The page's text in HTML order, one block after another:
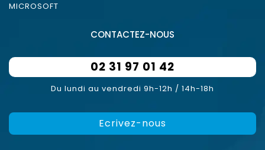
MICROSOFT
CONTACTEZ-NOUS
02 31 97 01 42
Du lundi au vendredi 9h-12h / 14h-18h
Ecrivez-nous